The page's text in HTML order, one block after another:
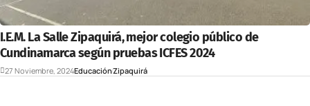
I.E.M. La Salle Zipaquirá, mejor colegio público de
Cundinamarca según pruebas ICFES 2024
27 Noviembre, 2024EducaciónZipaquirá